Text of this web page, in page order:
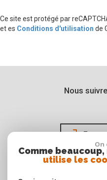
Ce site est protégé par
et es Conditions d'utilisation de
Nous
On
Comme
utilise les